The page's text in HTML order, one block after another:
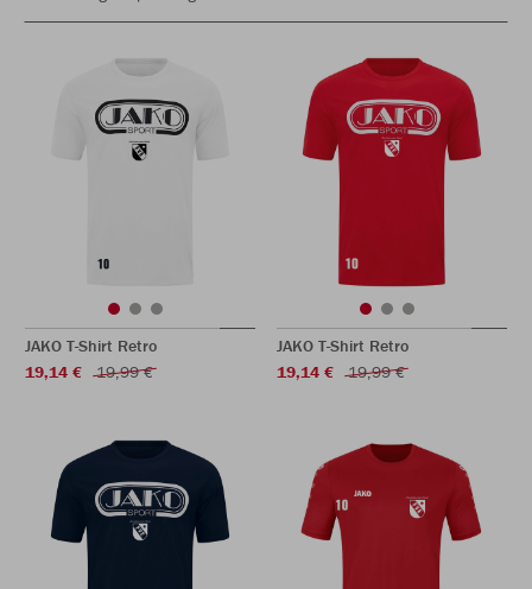
JAKO T-Shirt Retro
19,14 €
19,99 €
JAKO T-Shirt Retro
19,14 €
19,99 €